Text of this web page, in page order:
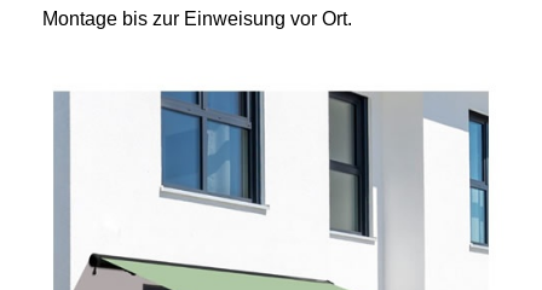
Montage bis zur Einweisung vor Ort.